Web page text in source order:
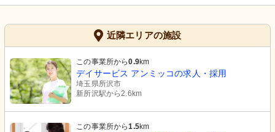
近隣エリアの施設
この事業所から0.9km
デイサービス アンミッコの求人・採用
埼玉県所沢市
新所沢駅から2.6km
この事業所から1.5km